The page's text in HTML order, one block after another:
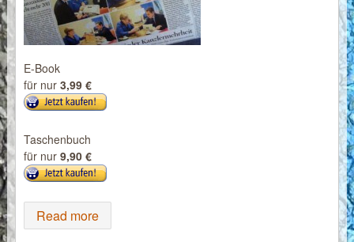
E-Book
für nur 3,99 €
Taschenbuch
für nur 9,90 €
Read more